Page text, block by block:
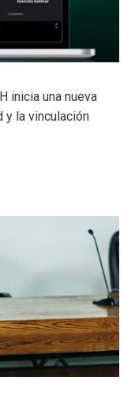
inicia una nueva
y la vinculación